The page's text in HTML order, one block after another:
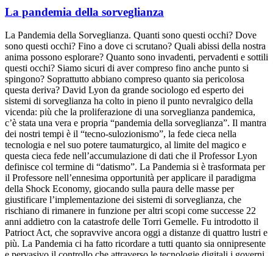
La pandemia della sorveglianza
La Pandemia della Sorveglianza. Quanti sono questi occhi? Dove
sono questi occhi? Fino a dove ci scrutano? Quali abissi della nostra
anima possono esplorare? Quanto sono invadenti, pervadenti e sottili
questi occhi? Siamo sicuri di aver compreso fino anche punto si
spingono? Soprattutto abbiano compreso quanto sia pericolosa
questa deriva? David Lyon da grande sociologo ed esperto dei
sistemi di sorveglianza ha colto in pieno il punto nevralgico della
vicenda: più che la proliferazione di una sorveglianza pandemica,
c’è stata una vera e propria “pandemia della sorveglianza”. Il mantra
dei nostri tempi è il “tecno-sulozionismo”, la fede cieca nella
tecnologia e nel suo potere taumaturgico, al limite del magico e
questa cieca fede nell’accumulazione di dati che il Professor Lyon
definisce col termine di “datismo”. La Pandemia si è trasformata per
il Professore nell’ennesima opportunità per applicare il paradigma
della Shock Economy, giocando sulla paura delle masse per
giustificare l’implementazione dei sistemi di sorveglianza, che
rischiano di rimanere in funzione per altri scopi come successe 22
anni addietro con la catastrofe delle Torri Gemelle. Fu introdotto il
Patrioct Act, che sopravvive ancora oggi a distanze di quattro lustri e
più. La Pandemia ci ha fatto ricordare a tutti quanto sia onnipresente